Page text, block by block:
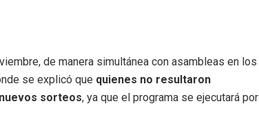
de manera simultánea con asambleas en los
se explicó que quienes no resultaron
sorteos, ya que el programa se ejecutará por